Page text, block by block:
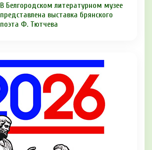
В Белгородском литературном музее
представлена выставка брянского
поэта Ф. Тютчева